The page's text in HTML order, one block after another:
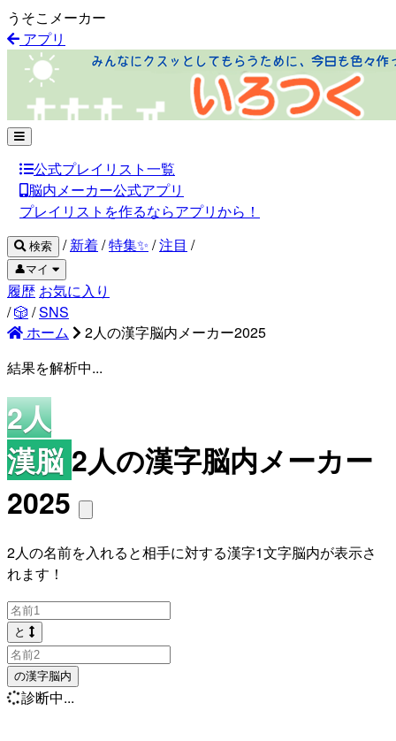
うそこメーカー
アプリ
公式プレイリスト一覧
脳内メーカー公式アプリ
プレイリストを作るならアプリから！
検索 / 新着/特集✨ /注目 /
👤マイ
履歴 お気に入り
/🎲 /SNS
ホーム
2人の漢字脳内メーカー2025
結果を解析中...
2人
漢脳 2人の漢字脳内メーカー
2025
2人の名前を入れると相手に対する漢字1文字脳内が表示さ
れます！
と
の漢字脳内
診断中...